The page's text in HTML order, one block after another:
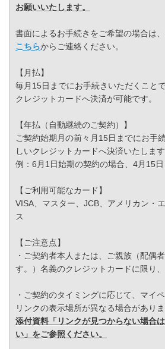
お願いいたします。
書面によるお手続きをご希望の場合は
こちらからご連絡ください。
【月払】
毎月15日までにお手続きいただくこと
クレジットカードへ決済が可能です。
【年払（自動継続のご契約）】
ご契約始期月の前々月15日までにお手
しいクレジットカードへ決済いたします
例：6月1日始期の契約の場合、4月15
【ご利用可能なカード】
VISA、マスター、JCB、アメリカン・
ス
【ご注意点】
・ご契約者本人または、ご親族（配偶
す。）名義のクレジットカードに限り
・ご契約のタイミングに応じて、マイ
リンクの表示場所が異なる場合がありま
添付資料「リンクが見つからない場合
い」をご参照ください。